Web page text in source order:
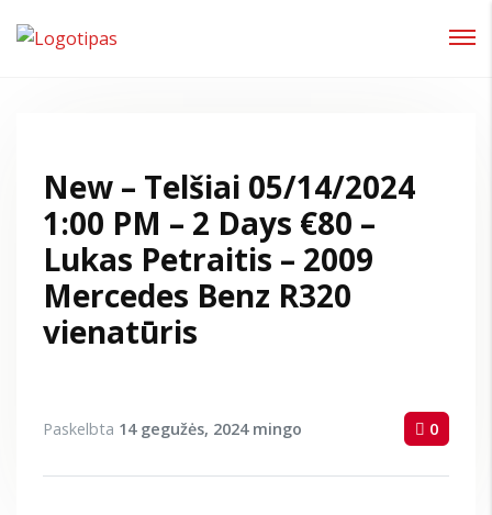
New – Telšiai 05/14/2024
1:00 PM – 2 Days €80 –
Lukas Petraitis – 2009
Mercedes Benz R320
vienatūris
Paskelbta 14 gegužės, 2024 mingo 0